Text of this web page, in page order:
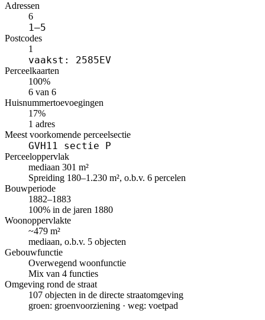
Adressen
6
1–5
Postcodes
1
vaakst: 2585EV
Perceelkaarten
100%
6 van 6
Huisnummertoevoegingen
17%
1 adres
Meest voorkomende perceelsectie
GVH11 sectie P
Perceeloppervlak
mediaan 301 m²
Spreiding 180–1.230 m², o.b.v. 6 percelen
Bouwperiode
1882–1883
100% in de jaren 1880
Woonoppervlakte
~479 m²
mediaan, o.b.v. 5 objecten
Gebouwfunctie
Overwegend woonfunctie
Mix van 4 functies
Omgeving rond de straat
107 objecten in de directe straatomgeving
groen: groenvoorziening · weg: voetpad